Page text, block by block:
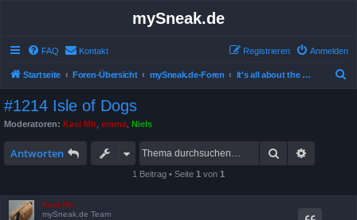
mySneak.de
FAQ Kontakt Anmelden
Registrieren
Startseite Foren-Übersicht mySneak.de-Foren It's all about the movies!
#1214 Isle of Dogs
Moderatoren: Kasi Mir emma Niels
Antworten Suche
1 Beitrag • Seite 1 von 1
Kasi Mir
mySneak.de Team